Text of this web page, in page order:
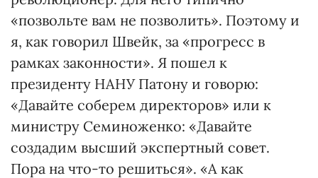
«позвольте вам не позволить». Поэтому и
я, как говорил Швейк, за «прогресс в
рамках законности». Я пошел к
президенту НАНУ Патону и говорю:
«Давайте соберем директоров» или к
министру Семиноженко: «Давайте
создадим высший экспертный совет.
Пора на что-то решиться». «А как